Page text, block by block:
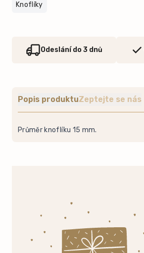
Knoflíky
Odeslání do 3 dnů
Popis produktuZeptejte se nás
Průměr knoflíku 15 mm.